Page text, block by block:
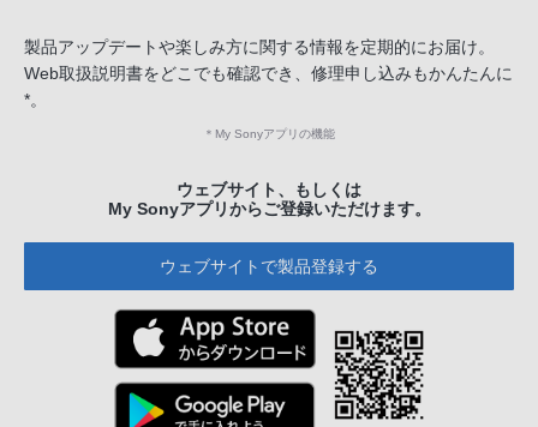
製品アップデートや楽しみ方に関する情報を定期的にお届け。
Web取扱説明書をどこでも確認でき、修理申し込みもかんたんに
*。
＊ My Sonyアプリの機能
ウェブサイト、もしくは
My Sonyアプリからご登録いただけます。
ウェブサイトで製品登録する